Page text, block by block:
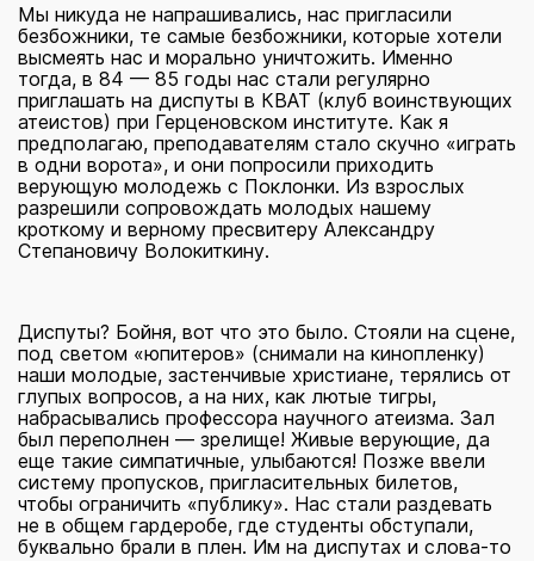
Мы никуда не напрашивались, нас пригласили
безбожники, те самые безбожники, которые хотели
высмеять нас и морально уничтожить. Именно
тогда, в 84 — 85 годы нас стали регулярно
приглашать на диспуты в КВАТ (клуб воинствующих
атеистов) при Герценовском институте. Как я
предполагаю, преподавателям стало скучно «играть
в одни ворота», и они попросили приходить
верующую молодежь с Поклонки. Из взрослых
разрешили сопровождать молодых нашему
кроткому и верному пресвитеру Александру
Степановичу Волокиткину.
Диспуты? Бойня, вот что это было. Стояли на сцене,
под светом «юпитеров» (снимали на кинопленку)
наши молодые, застенчивые христиане, терялись от
глупых вопросов, а на них, как лютые тигры,
набрасывались профессора научного атеизма. Зал
был переполнен — зрелище! Живые верующие, да
еще такие симпатичные, улыбаются! Позже ввели
систему пропусков, пригласительных билетов,
чтобы ограничить «публику». Нас стали раздевать
не в общем гардеробе, где студенты обступали,
буквально брали в плен. Им на диспутах и слова-то